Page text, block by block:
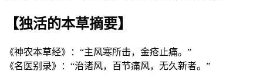
【独活的本草摘要】
《神农本草经》：“主风寒所击，金疮止痛。”
《名医别录》：“治诸风，百节痛风，无久新者。”